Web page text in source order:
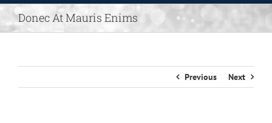
Donec At Mauris Enims
Previous Next